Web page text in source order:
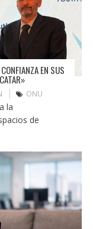
EN SUS
ONU
la
de